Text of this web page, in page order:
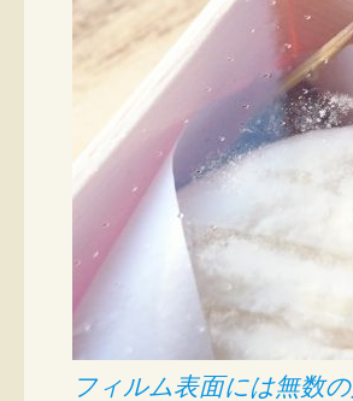
フィルム表面には無数